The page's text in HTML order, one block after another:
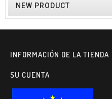
NEW PRODUCT
INFORMACIÓN DE LA TIENDA
SU CUENTA